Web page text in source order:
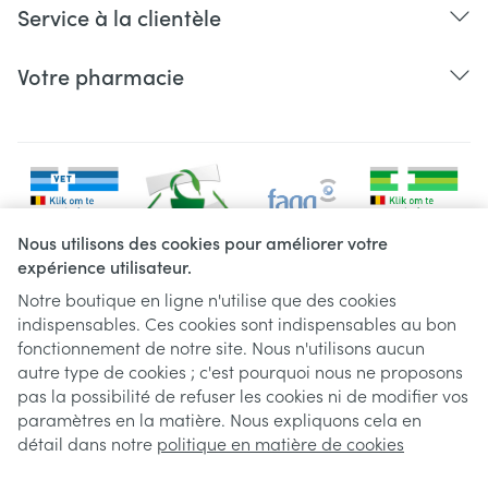
Nous utilisons des cookies pour améliorer votre
expérience utilisateur.
Notre boutique en ligne n'utilise que des cookies
indispensables. Ces cookies sont indispensables au bon
fonctionnement de notre site. Nous n'utilisons aucun
autre type de cookies ; c'est pourquoi nous ne proposons
pas la possibilité de refuser les cookies ni de modifier vos
paramètres en la matière. Nous expliquons cela en
détail dans notre politique en matière de cookies
Service à la clientèle
Votre pharmacie
Liens légaux